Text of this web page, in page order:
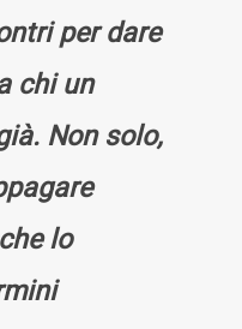
per dare
chi un
Non solo,
lo